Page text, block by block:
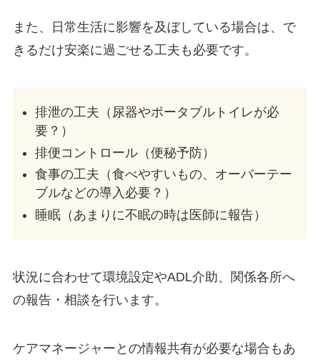
また、日常生活に影響を及ぼしている場合は、で
きるだけ安楽に過ごせる工夫も必要です。
排泄の工夫（尿器やポータブルトイレが必
要？）
排便コントロール（便秘予防）
食事の工夫（食べやすいもの、オーバーテー
ブルなどの導入必要？）
睡眠（あまりに不眠の時は医師に報告）
状況に合わせて環境設定やADL介助、関係各所へ
の報告・相談を行います。
ケアマネージャーとの情報共有が必要な場合もあ